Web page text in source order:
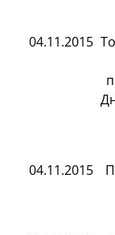
04.11.2015
04.11.2015